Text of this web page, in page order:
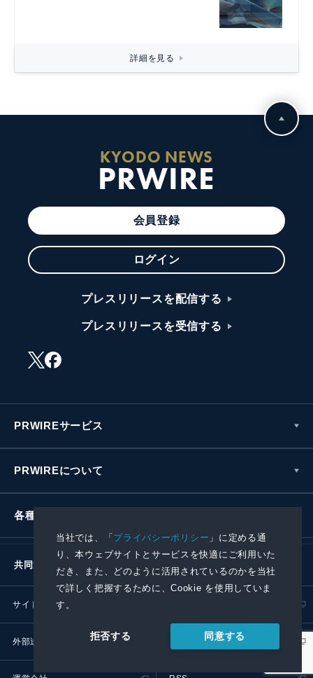
当社では、「プライバシーポリシー 」に定める通
り、本ウェブサイトとサービスを快適にご利用いた
だき、また、どのように活用されているのかを当社
で詳しく把握するために、Cookie を使用していま
す。
拒否する 同意する
詳細を見る
KYODO NEWS
PRWIRE
会員登録
ログイン
プレスリリースを配信する
プレスリリースを受信する
PRWIREサービス
PRWIREについて
各種お問い合わせ
共同通信社グループ
サイトポリシー
外部送信ポリシー プレスリリース取扱基準